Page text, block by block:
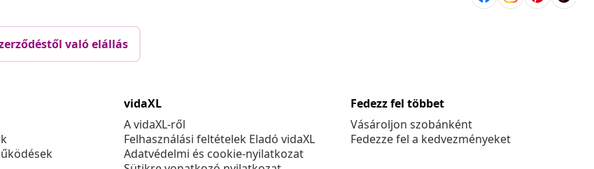
való elállás
vidaXL
A vidaXL-ről
Felhasználási feltételek Eladó vidaXL
Adatvédelmi és cookie-nyilatkozat
Fedezz fel többet
Vásároljon szobánként
Fedezze fel a kedvezményeket